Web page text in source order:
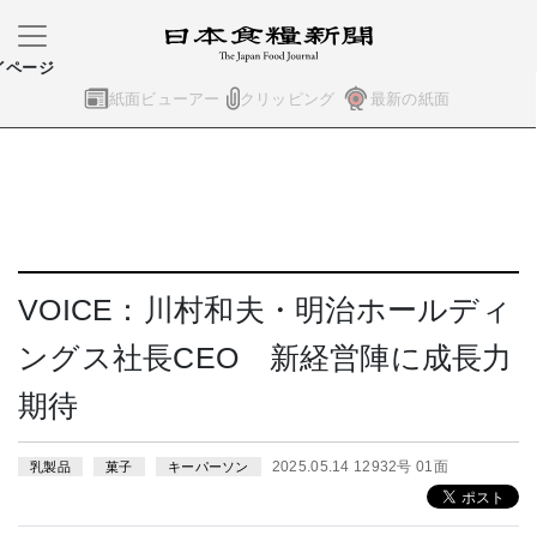
紙面ビューアー クリッピング 最新の紙面
ページ
VOICE：川村和夫・明治ホールディ
ングス社長CEO 新経営陣に成長力
期待
乳製品 菓子 キーパーソン 2025.05.14 12932号 01面